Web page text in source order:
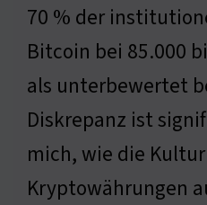
70 % der
Bitcoin bei 85.000
als unterbewertet
Diskrepanz ist
mich, wie die
Kryptowährungen